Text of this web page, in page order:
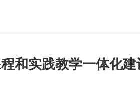
和实践教学一体化建